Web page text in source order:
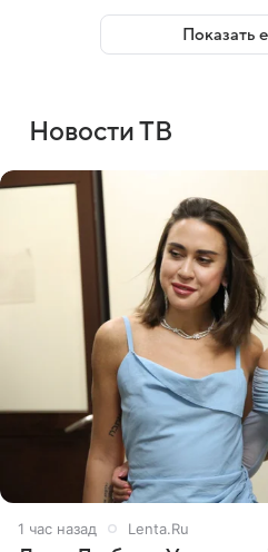
Показать
Новости ТВ
1 час назад Lenta.Ru